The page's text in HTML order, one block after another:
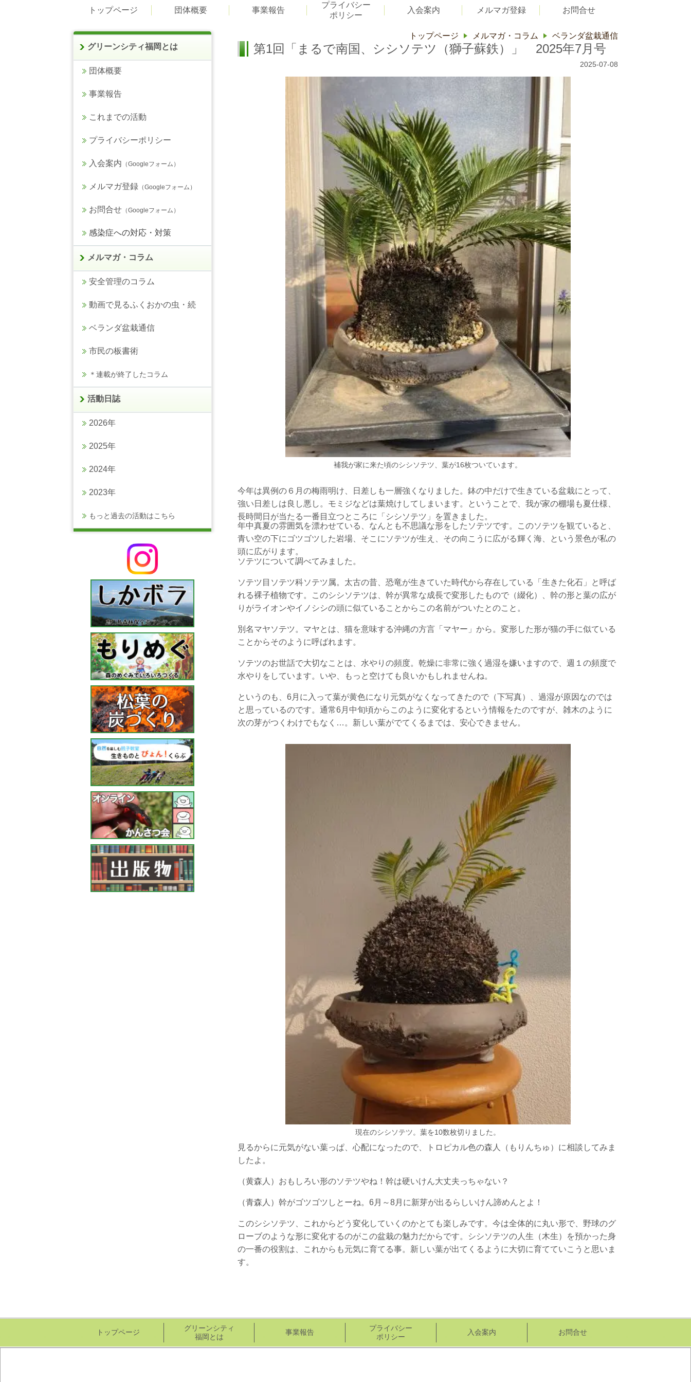
トップページ 団体概要 事業報告
プライバシー
ポリシー
入会案内 メルマガ登録 お問合せ
トップページ メルマガ・コラム ベランダ盆栽通信
第1回「まるで南国、シシソテツ（獅子蘇鉄）」 2025年7月号
2025-07-08
補我が家に来た頃のシシソテツ、葉が16枚ついています。
今年は異例の６月の梅雨明け、日差しも一層強くなりました。鉢の中だけで生きている盆栽にとって、
強い日差しは良し悪し。モミジなどは葉焼けしてしまいます。ということで、我が家の棚場も夏仕様、
長時間日が当たる一番目立つところに「シシソテツ」を置きました。
年中真夏の雰囲気を漂わせている、なんとも不思議な形をしたソテツです。
このソテツを観ていると、
青い空の下にゴツゴツした岩場、そこにソテツが生え、その向こうに広がる輝く海、という景色が私の
頭に広がります。
ソテツについて調べてみました。
ソテツ目ソテツ科ソテツ属。太古の昔、恐竜が生きていた時代から存在している「生きた化石」と呼ば
れる裸子植物です。このシシソテツは、幹が異常な成長で変形したもので（綴化）、幹の形と葉の広が
りがライオンやイノシシの頭に似ていることからこの名前がついたとのこと。
別名マヤソテツ。マヤとは、猫を意味する沖縄の方言「マヤー」から。変形した形が猫の手に似ている
ことからそのように呼ばれます。
ソテツのお世話で大切なことは、水やりの頻度。乾燥に非常に強く過湿を嫌いますので、週１の頻度で
水やりをしています。いや、もっと空けても良いかもしれませんね。
というのも、6月に入って葉が黄色になり元気がなくなってきたので（下写真）、過湿が原因なのでは
と思っているのです。通常6月中旬頃からこのように変化するという情報をたのですが、雑木のように
次の芽がつくわけでもなく…。新しい葉がでてくるまでは、安心できません。
現在のシシソテツ。葉を10数枚切りました。
見るからに元気がない葉っぱ、心配になったので、トロピカル色の森人（もりんちゅ）に相談してみま
したよ。
（黄森人）おもしろい形のソテツやね！幹は硬いけん大丈夫っちゃない？
（青森人）幹がゴツゴツしとーね。6月～8月に新芽が出るらしいけん諦めんとよ！
このシシソテツ、これからどう変化していくのかとても楽しみです。今は全体的に丸い形で、野球のグ
ローブのような形に変化するのがこの盆栽の魅力だからです。シシソテツの人生（木生）を預かった身
の一番の役割は、これからも元気に育てる事。新しい葉が出てくるように大切に育てていこうと思いま
す。
グリーンシティ福岡とは
団体概要
事業報告
これまでの活動
プライバシーポリシー
入会案内 （Googleフォーム）
メルマガ登録 （Googleフォーム）
お問合せ （Googleフォーム）
感染症への対応・対策
メルマガ・コラム
安全管理のコラム
動画で見るふくおかの虫・続
ベランダ盆栽通信
市民の板書術
＊連載が終了したコラム
活動日誌
2026年
2025年
2024年
2023年
もっと過去の活動はこちら
トップページ
グリーンシティ
福岡とは
事業報告
プライバシー
ポリシー
入会案内 お問合せ